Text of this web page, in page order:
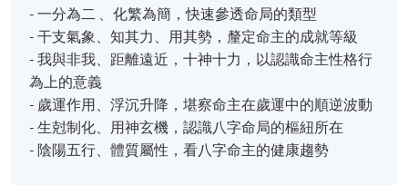
- 一分為二 、化繁為簡，快速參透命局的類型
- 干支氣象、知其力、用其勢，釐定命主的成就等級
- 我與非我、距離遠近，十神十力，以認識命主性格行
為上的意義
- 歲運作用、浮沉升降，堪察命主在歲運中的順逆波動
- 生尅制化、用神玄機，認識八字命局的樞紐所在
- 陰陽五行、體質屬性，看八字命主的健康趨勢